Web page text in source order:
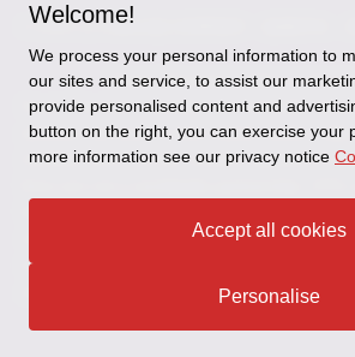
© 2026 正大聯合會計師事務所 - 版
"Grant Thornton” refers to the
Grant Thornton member firms provide
advisory services to their clients and/or
member firms, as the context requires.GTIL
member firms. GTIL does not provide
its member firms are not agents of, and do
another and are not liable for one another’s
Welcome!
We process your personal information to
our sites and service, to assist our
provide personalised content and
button on the right, you can exercise your
more information see our privacy notice
Accept all cookies
Personalise